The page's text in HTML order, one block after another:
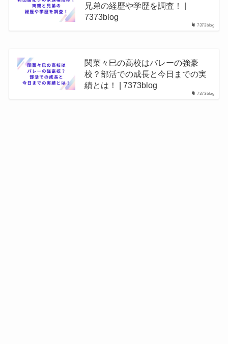
7373blog
兄弟の経歴や学歴を調査！ |
7373blog
7373blog
関菜々巳の高校はバレーの強豪
校？部活での成長と今日までの実
績とは！ | 7373blog